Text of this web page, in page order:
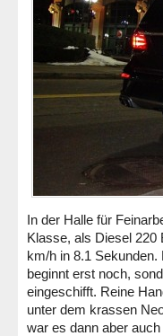
In der Halle für
Klasse, als Diesel 220
km/h in 8.1 Sekunden.
beginnt erst noch,
eingeschifft. Reine
unter dem krassen
war es dann aber